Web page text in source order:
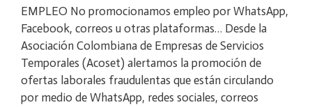
EMPLEO No promocionamos empleo por WhatsApp,
Facebook, correos u otras plataformas… Desde la
Asociación Colombiana de Empresas de Servicios
Temporales (Acoset) alertamos la promoción de
ofertas laborales fraudulentas que están circulando
por medio de WhatsApp, redes sociales, correos